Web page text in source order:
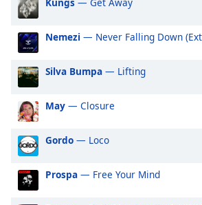
Audio
Track
Picture-
in-
Fullscreen
modal
window.
Beginning
Nemezi — Never Falling Down
Silva Bumpa — Lifting
May — Closure
Gordo — Loco
Prospa — Free Your Mind